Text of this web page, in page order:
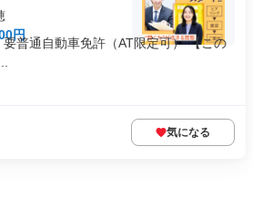
円
普通自動車免許（AT限定可） 【この
気になる